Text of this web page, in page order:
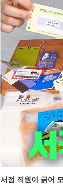
서점 직원이 긁어